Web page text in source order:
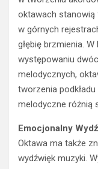
w górnych
głębię brzmienia.
występowaniu
melodycznych,
tworzenia
melodyczne różnią
Emocjonalny
wydźwięk muzyki.
momenty
Przesunięcie od